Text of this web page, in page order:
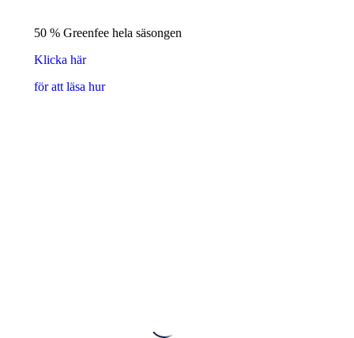
50 % Greenfee hela säsongen
Klicka här
för att läsa hur